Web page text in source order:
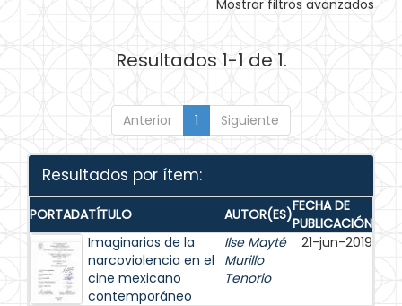
Mostrar filtros avanzados
Resultados 1-1 de 1.
Anterior 1 Siguiente
Resultados por ítem:
PORTADATÍTULO AUTOR(ES)FECHA DE
PUBLICACIÓN
Imaginarios de la
narcoviolencia en el
cine mexicano
contemporáneo
Ilse Mayté
Murillo
Tenorio
21-jun-2019